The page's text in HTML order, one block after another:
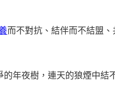
而不對抗、結伴而不結盟
年夜樹，連天的狼煙中